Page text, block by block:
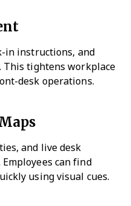
in instructions, and
This tightens workplace
desk operations.
and live desk
can find
using visual cues.